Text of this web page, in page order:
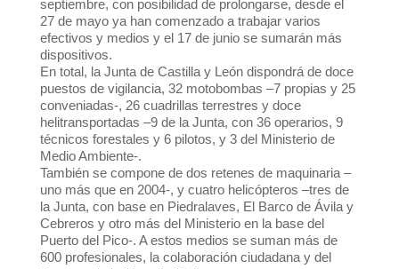
septiembre, con posibilidad de prolongarse, desde el
27 de mayo ya han comenzado a trabajar varios
efectivos y medios y el 17 de junio se sumarán más
dispositivos.
En total, la Junta de Castilla y León dispondrá de doce
puestos de vigilancia, 32 motobombas –7 propias y 25
conveniadas-, 26 cuadrillas terrestres y doce
helitransportadas –9 de la Junta, con 36 operarios, 9
técnicos forestales y 6 pilotos, y 3 del Ministerio de
Medio Ambiente-.
También se compone de dos retenes de maquinaria –
uno más que en 2004-, y cuatro helicópteros –tres de
la Junta, con base en Piedralaves, El Barco de Ávila y
Cebreros y otro más del Ministerio en la base del
Puerto del Pico-. A estos medios se suman más de
600 profesionales, la colaboración ciudadana y del